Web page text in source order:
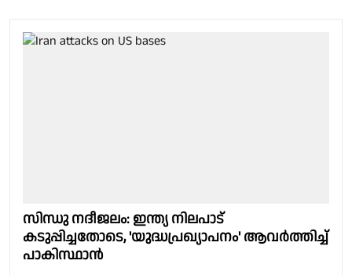
സിന്ധു നദീജലം: ഇന്ത്യ നിലപാട്
കടുപ്പിച്ചതോടെ, 'യുദ്ധപ്രഖ്യാപനം' ആവര്‍ത്തിച്ച്
പാകിസ്ഥാന്‍